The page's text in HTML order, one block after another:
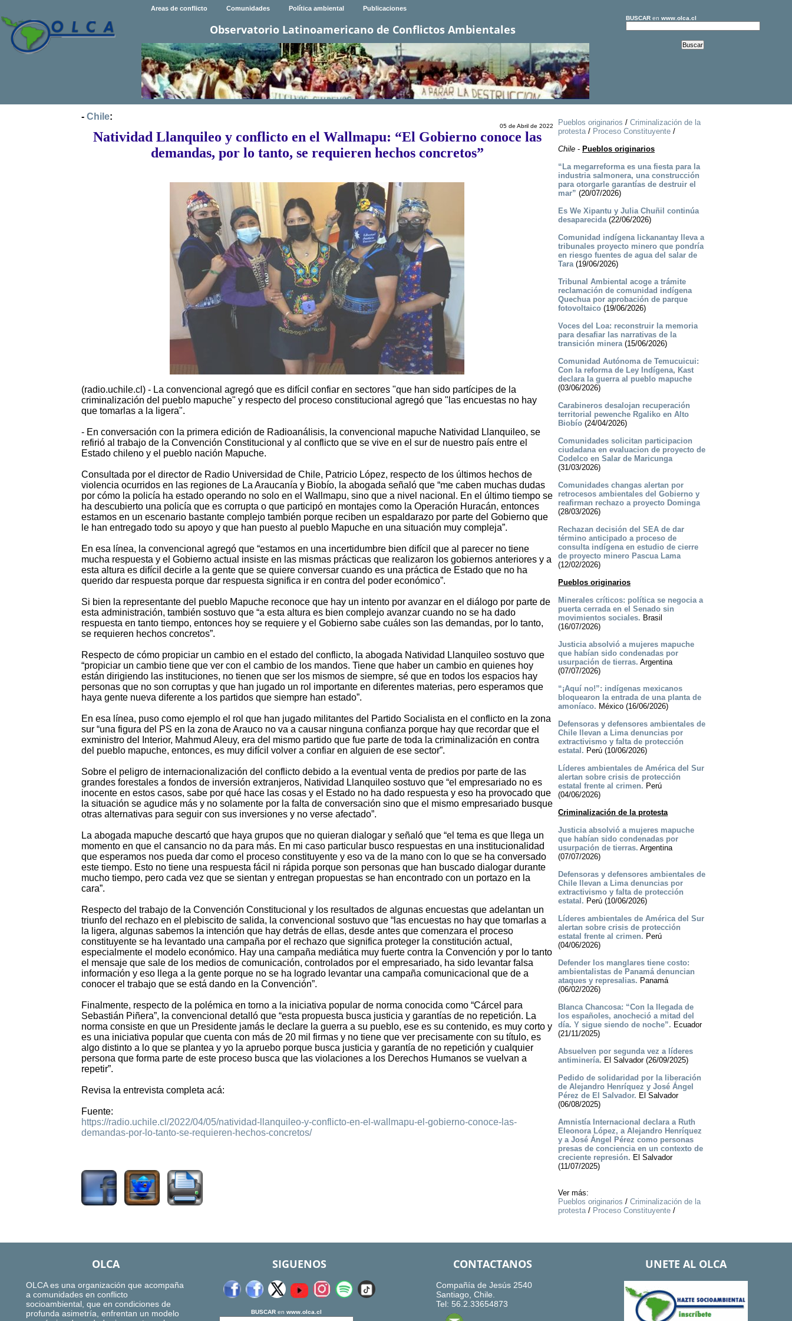
Areas de conflicto Comunidades Política ambiental Publicaciones
Observatorio Latinoamericano de Conflictos Ambientales
BUSCARen www.olca.cl
- Chile:
05 de Abril de 2022
Natividad Llanquileo y conflicto en el Wallmapu: “El Gobierno conoce las
demandas, por lo tanto, se requieren hechos concretos”
(radio.uchile.cl) - La convencional agregó que es difícil confiar en sectores "que han sido partícipes de la
criminalización del pueblo mapuche" y respecto del proceso constitucional agregó que "las encuestas no hay
que tomarlas a la ligera".
- En conversación con la primera edición de Radioanálisis, la convencional mapuche Natividad Llanquileo, se
refirió al trabajo de la Convención Constitucional y al conflicto que se vive en el sur de nuestro país entre el
Estado chileno y el pueblo nación Mapuche.
Consultada por el director de Radio Universidad de Chile, Patricio López, respecto de los últimos hechos de
violencia ocurridos en las regiones de La Araucanía y Biobío, la abogada señaló que “me caben muchas dudas
por cómo la policía ha estado operando no solo en el Wallmapu, sino que a nivel nacional. En el último tiempo se
ha descubierto una policía que es corrupta o que participó en montajes como la Operación Huracán, entonces
estamos en un escenario bastante complejo también porque reciben un espaldarazo por parte del Gobierno que
le han entregado todo su apoyo y que han puesto al pueblo Mapuche en una situación muy compleja”.
En esa línea, la convencional agregó que “estamos en una incertidumbre bien difícil que al parecer no tiene
mucha respuesta y el Gobierno actual insiste en las mismas prácticas que realizaron los gobiernos anteriores y a
esta altura es difícil decirle a la gente que se quiere conversar cuando es una práctica de Estado que no ha
querido dar respuesta porque dar respuesta significa ir en contra del poder económico”.
Si bien la representante del pueblo Mapuche reconoce que hay un intento por avanzar en el diálogo por parte de
esta administración, también sostuvo que “a esta altura es bien complejo avanzar cuando no se ha dado
respuesta en tanto tiempo, entonces hoy se requiere y el Gobierno sabe cuáles son las demandas, por lo tanto,
se requieren hechos concretos”.
Respecto de cómo propiciar un cambio en el estado del conflicto, la abogada Natividad Llanquileo sostuvo que
“propiciar un cambio tiene que ver con el cambio de los mandos. Tiene que haber un cambio en quienes hoy
están dirigiendo las instituciones, no tienen que ser los mismos de siempre, sé que en todos los espacios hay
personas que no son corruptas y que han jugado un rol importante en diferentes materias, pero esperamos que
haya gente nueva diferente a los partidos que siempre han estado”.
En esa línea, puso como ejemplo el rol que han jugado militantes del Partido Socialista en el conflicto en la zona
sur “una figura del PS en la zona de Arauco no va a causar ninguna confianza porque hay que recordar que el
exministro del Interior, Mahmud Aleuy, era del mismo partido que fue parte de toda la criminalización en contra
del pueblo mapuche, entonces, es muy difícil volver a confiar en alguien de ese sector”.
Sobre el peligro de internacionalización del conflicto debido a la eventual venta de predios por parte de las
grandes forestales a fondos de inversión extranjeros, Natividad Llanquileo sostuvo que “el empresariado no es
inocente en estos casos, sabe por qué hace las cosas y el Estado no ha dado respuesta y eso ha provocado que
la situación se agudice más y no solamente por la falta de conversación sino que el mismo empresariado busque
otras alternativas para seguir con sus inversiones y no verse afectado”.
La abogada mapuche descartó que haya grupos que no quieran dialogar y señaló que “el tema es que llega un
momento en que el cansancio no da para más. En mi caso particular busco respuestas en una institucionalidad
que esperamos nos pueda dar como el proceso constituyente y eso va de la mano con lo que se ha conversado
este tiempo. Esto no tiene una respuesta fácil ni rápida porque son personas que han buscado dialogar durante
mucho tiempo, pero cada vez que se sientan y entregan propuestas se han encontrado con un portazo en la
cara”.
Respecto del trabajo de la Convención Constitucional y los resultados de algunas encuestas que adelantan un
triunfo del rechazo en el plebiscito de salida, la convencional sostuvo que “las encuestas no hay que tomarlas a
la ligera, algunas sabemos la intención que hay detrás de ellas, desde antes que comenzara el proceso
constituyente se ha levantado una campaña por el rechazo que significa proteger la constitución actual,
especialmente el modelo económico. Hay una campaña mediática muy fuerte contra la Convención y por lo tanto
el mensaje que sale de los medios de comunicación, controlados por el empresariado, ha sido levantar falsa
información y eso llega a la gente porque no se ha logrado levantar una campaña comunicacional que de a
conocer el trabajo que se está dando en la Convención”.
Finalmente, respecto de la polémica en torno a la iniciativa popular de norma conocida como “Cárcel para
Sebastián Piñera”, la convencional detalló que “esta propuesta busca justicia y garantías de no repetición. La
norma consiste en que un Presidente jamás le declare la guerra a su pueblo, ese es su contenido, es muy corto y
es una iniciativa popular que cuenta con más de 20 mil firmas y no tiene que ver precisamente con su título, es
algo distinto a lo que se plantea y yo la apruebo porque busca justicia y garantía de no repetición y cualquier
persona que forma parte de este proceso busca que las violaciones a los Derechos Humanos se vuelvan a
repetir”.
Revisa la entrevista completa acá:
Fuente:
https://radio.uchile.cl/2022/04/05/natividad-llanquileo-y-conflicto-en-el-wallmapu-el-gobierno-conoce-las-
demandas-por-lo-tanto-se-requieren-hechos-concretos/
Pueblos originarios / Criminalización de la
protesta/ Proceso Constituyente/
Chile- Pueblos originarios
“La megarreforma es una fiesta para la
industria salmonera, una construcción
para otorgarle garantías de destruir el
mar” (20/07/2026)
Es We Xipantu y Julia Chuñil continúa
desaparecida(22/06/2026)
Comunidad indígena lickanantay lleva a
tribunales proyecto minero que pondría
en riesgo fuentes de agua del salar de
Tara(19/06/2026)
Tribunal Ambiental acoge a trámite
reclamación de comunidad indígena
Quechua por aprobación de parque
fotovoltaico(19/06/2026)
Voces del Loa: reconstruir la memoria
para desafiar las narrativas de la
transición minera(15/06/2026)
Comunidad Autónoma de Temucuicui:
Con la reforma de Ley Indígena, Kast
declara la guerra al pueblo mapuche
(03/06/2026)
Carabineros desalojan recuperación
territorial pewenche Rgaliko en Alto
Biobío(24/04/2026)
Comunidades solicitan participacion
ciudadana en evaluacion de proyecto de
Codelco en Salar de Maricunga
(31/03/2026)
Comunidades changas alertan por
retrocesos ambientales del Gobierno y
reafirman rechazo a proyecto Dominga
(28/03/2026)
Rechazan decisión del SEA de dar
término anticipado a proceso de
consulta indígena en estudio de cierre
de proyecto minero Pascua Lama
(12/02/2026)
Pueblos originarios
Minerales críticos: política se negocia a
puerta cerrada en el Senado sin
movimientos sociales. Brasil
(16/07/2026)
Justicia absolvió a mujeres mapuche
que habían sido condenadas por
usurpación de tierras. Argentina
(07/07/2026)
“¡Aquí no!”: indígenas mexicanos
bloquearon la entrada de una planta de
amoníaco. México (16/06/2026)
Defensoras y defensores ambientales de
Chile llevan a Lima denuncias por
extractivismo y falta de protección
estatal. Perú (10/06/2026)
Líderes ambientales de América del Sur
alertan sobre crisis de protección
estatal frente al crimen. Perú
(04/06/2026)
Criminalización de la protesta
Justicia absolvió a mujeres mapuche
que habían sido condenadas por
usurpación de tierras. Argentina
(07/07/2026)
Defensoras y defensores ambientales de
Chile llevan a Lima denuncias por
extractivismo y falta de protección
estatal. Perú (10/06/2026)
Líderes ambientales de América del Sur
alertan sobre crisis de protección
estatal frente al crimen. Perú
(04/06/2026)
Defender los manglares tiene costo:
ambientalistas de Panamá denuncian
ataques y represalias. Panamá
(06/02/2026)
Blanca Chancosa: “Con la llegada de
los españoles, anocheció a mitad del
día. Y sigue siendo de noche”. Ecuador
(21/11/2025)
Absuelven por segunda vez a líderes
antiminería. El Salvador (26/09/2025)
Pedido de solidaridad por la liberación
de Alejandro Henríquez y José Ángel
Pérez de El Salvador. El Salvador
(06/08/2025)
Amnistía Internacional declara a Ruth
Eleonora López, a Alejandro Henríquez
y a José Ángel Pérez como personas
presas de conciencia en un contexto de
creciente represión. El Salvador
(11/07/2025)
Ver más:
Pueblos originarios / Criminalización de la
protesta/ Proceso Constituyente/
OLCA
OLCA es una organización que acompaña
a comunidades en conflicto
socioambiental, que en condiciones de
profunda asimetría, enfrentan un modelo
SIGUENOS
BUSCARen www.olca.cl
CONTACTANOS
Compañía de Jesús 2540
Santiago, Chile.
Tel: 56.2.33654873
UNETE AL OLCA